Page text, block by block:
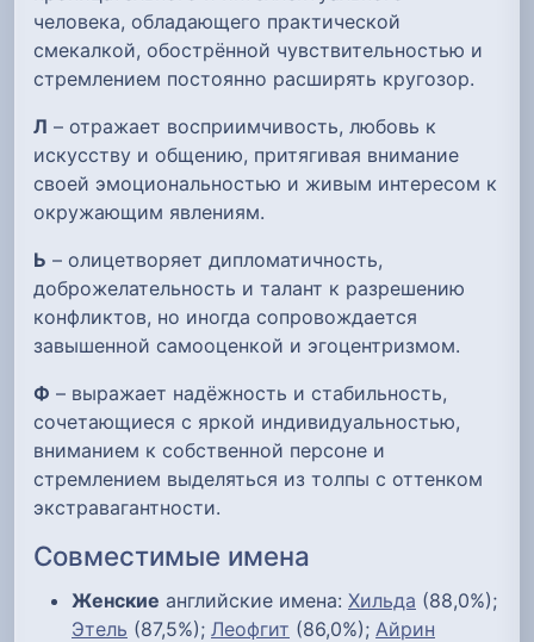
человека, обладающего практической
смекалкой, обострённой чувствительностью и
стремлением постоянно расширять кругозор.
Л – отражает восприимчивость, любовь к
искусству и общению, притягивая внимание
своей эмоциональностью и живым интересом к
окружающим явлениям.
Ь – олицетворяет дипломатичность,
доброжелательность и талант к разрешению
конфликтов, но иногда сопровождается
завышенной самооценкой и эгоцентризмом.
Ф – выражает надёжность и стабильность,
сочетающиеся с яркой индивидуальностью,
вниманием к собственной персоне и
стремлением выделяться из толпы с оттенком
экстравагантности.
Совместимые имена
Женские английские имена: Хильда (88,0%);
Этель (87,5%); Леофгит (86,0%); Айрин